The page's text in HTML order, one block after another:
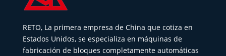
RETO, La primera empresa de China que cotiza en
Estados Unidos, se especializa en máquinas de
fabricación de bloques completamente automáticas